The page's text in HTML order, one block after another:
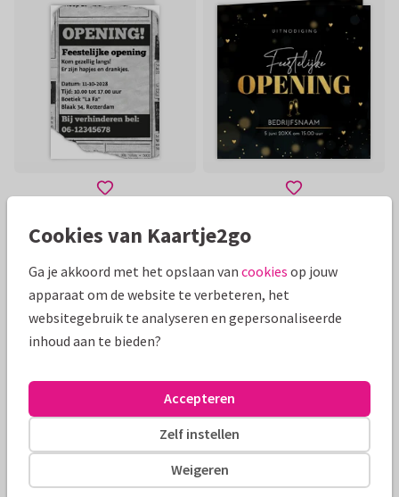
Plaats eenvoudig logo, tekst en foto’s
De opening van een eigen winkel of bedrijf verdient een
feestje! Maak nu een leuke uitnodiging om de opening te
vieren en vraag gelijk eenGRATIS proefdrukaan. Stuur een
uitnodigingskaart en nodig je gasten uit voor een mooie
Cookies van Kaartje2go
Ga je akkoord met het opslaan van cookies op jouw
apparaat om de website te verbeteren, het
websitegebruik te analyseren en gepersonaliseerde
inhoud aan te bieden?
Weigeren
Zelf instellen
Accepteren